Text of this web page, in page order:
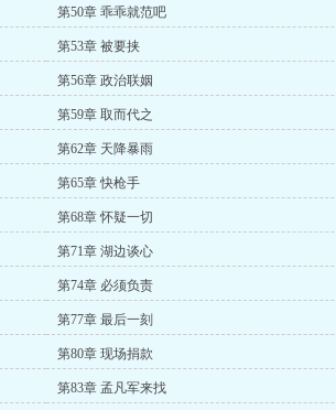
第50章 乖乖就范吧
第53章 被要挟
第56章 政治联姻
第59章 取而代之
第62章 天降暴雨
第65章 快枪手
第68章 怀疑一切
第71章 湖边谈心
第74章 必须负责
第77章 最后一刻
第80章 现场捐款
第83章 孟凡军来找